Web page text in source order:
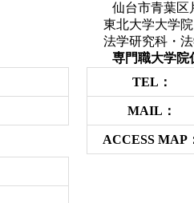
仙台市青
東北大学大学院
法学研究科・
専門職大学院
TEL：
MAIL：
ACCESS MAP